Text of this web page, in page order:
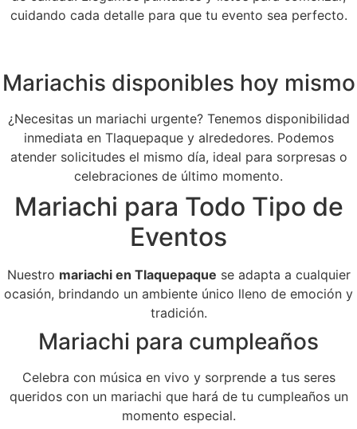
cuidando cada detalle para que tu evento sea perfecto.
Mariachis disponibles hoy mismo
¿Necesitas un mariachi urgente? Tenemos disponibilidad
inmediata en Tlaquepaque y alrededores. Podemos
atender solicitudes el mismo día, ideal para sorpresas o
celebraciones de último momento.
Mariachi para Todo Tipo de
Eventos
Nuestro mariachi en Tlaquepaque se adapta a cualquier
ocasión, brindando un ambiente único lleno de emoción y
tradición.
Mariachi para cumpleaños
Celebra con música en vivo y sorprende a tus seres
queridos con un mariachi que hará de tu cumpleaños un
momento especial.